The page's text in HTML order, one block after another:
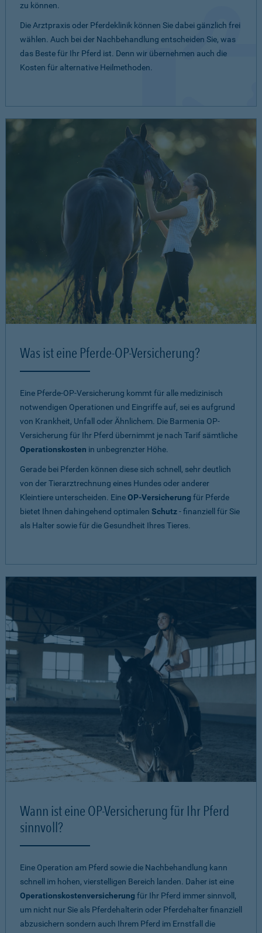
zu können.
Die Arztpraxis oder Pferdeklinik können Sie dabei gänzlich frei
wählen. Auch bei der Nachbehandlung entscheiden Sie, was
das Beste für Ihr Pferd ist. Denn wir übernehmen auch die
Kosten für alternative Heilmethoden.
Was ist eine Pferde-OP-Versicherung?
Eine Pferde-OP-Versicherung kommt für alle medizinisch
notwendigen Operationen und Eingriffe auf, sei es aufgrund
von Krankheit, Unfall oder Ähnlichem. Die Barmenia OP-
Versicherung für Ihr Pferd übernimmt je nach Tarif sämtliche
Operationskosten in unbegrenzter Höhe.
Gerade bei Pferden können diese sich schnell, sehr deutlich
von der Tierarztrechnung eines Hundes oder anderer
Kleintiere unterscheiden. EineOP-Versicherung für Pferde
bietet Ihnen dahingehend optimalen Schutz- finanziell für Sie
als Halter sowie für die Gesundheit Ihres Tieres.
Wann ist eine OP-Versicherung für Ihr Pferd
sinnvoll?
Eine Operation am Pferd sowie die Nachbehandlung kann
schnell im hohen, vierstelligen Bereich landen. Daher ist eine
Operationskostenversicherung für Ihr Pferd immer sinnvoll,
um nicht nur Sie als Pferdehalterin oder Pferdehalter finanziell
abzusichern sondern auch Ihrem Pferd im Ernstfall die